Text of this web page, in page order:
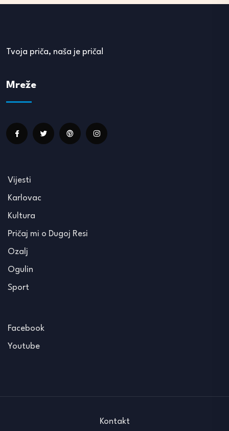
Tvoja priča, naša je priča!
Mreže
Vijesti
Karlovac
Kultura
Pričaj mi o Dugoj Resi
Ozalj
Ogulin
Sport
Facebook
Youtube
Kontakt